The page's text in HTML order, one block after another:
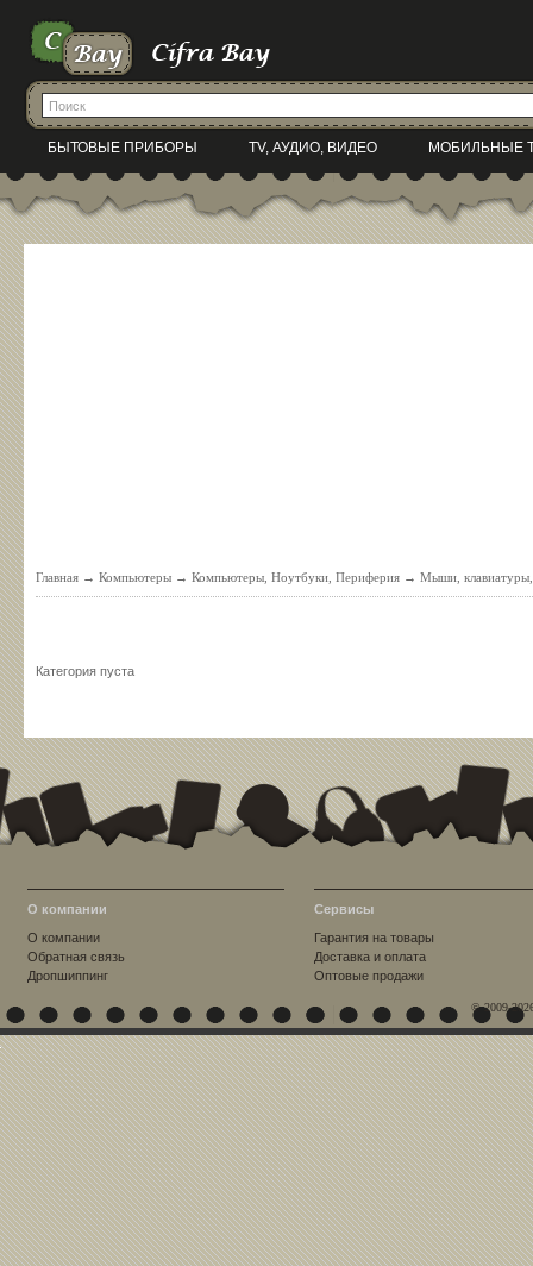
БЫТОВЫЕ ПРИБОРЫ TV, АУДИО, ВИДЕО МОБИЛЬНЫЕ
Главная → Компьютеры → Компьютеры, Ноутбуки, Периферия → Мыши, клавиатуры,
Категория пуста
О компании
О компании
Обратная связь
Дропшиппинг
Сервисы
Гарантия на товары
Доставка и оплата
Оптовые продажи
© 2009-